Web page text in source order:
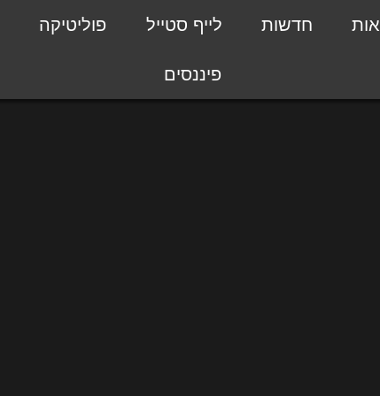
חדשות לייף סטייל פוליטיקה
פיננסים